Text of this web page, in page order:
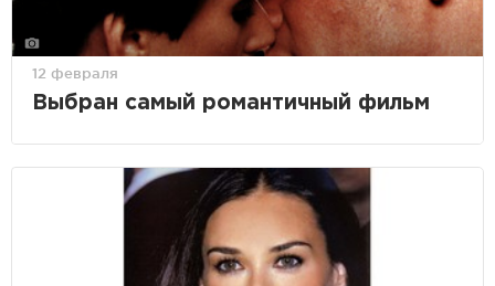
12 февраля
Выбран самый романтичный фильм